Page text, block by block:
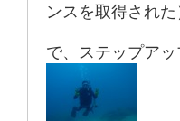
ンスを取得された
で、ステップア